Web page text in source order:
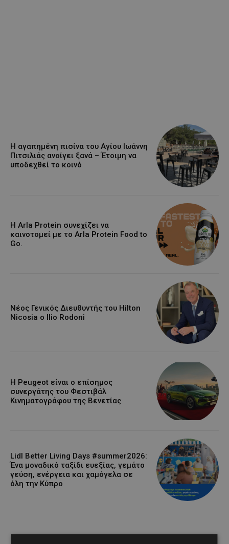
Η αγαπημένη πισίνα του Αγίου Ιωάννη
Πιτσιλιάς ανοίγει ξανά – Έτοιμη να
υποδεχθεί το κοινό
Η Arla Protein συνεχίζει να
καινοτομεί με το Arla Protein Food to
Go.
Νέος Γενικός Διευθυντής του Hilton
Nicosia ο Ilio Rodoni
Η Peugeot είναι ο επίσημος
συνεργάτης του Φεστιβάλ
Κινηματογράφου της Βενετίας
Lidl Better Living Days #summer2026:
Ένα μοναδικό ταξίδι ευεξίας, γεμάτο
γεύση, ενέργεια και χαμόγελα σε
όλη την Κύπρο